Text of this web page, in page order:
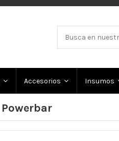
Accesorios Insumos